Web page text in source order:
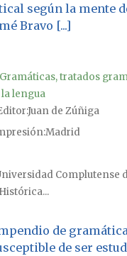
según la mente
Bravo [...]
Gramáticas, tratados
lengua
Juan de Zúñiga
Madrid
Complutense
de
de ser